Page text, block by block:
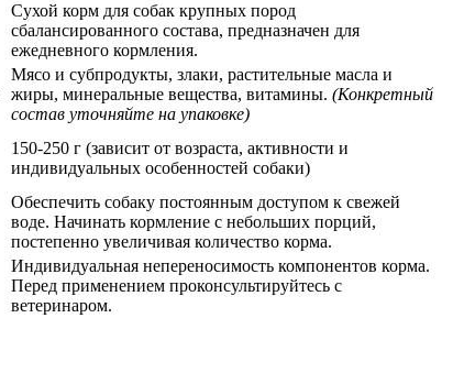
Сухой корм для собак крупных пород
сбалансированного состава, предназначен для
ежедневного кормления.
Мясо и субпродукты, злаки, растительные масла и
жиры, минеральные вещества, витамины. (Конкретный
состав уточняйте на упаковке)
150-250 г (зависит от возраста, активности и
индивидуальных особенностей собаки)
Обеспечить собаку постоянным доступом к свежей
воде. Начинать кормление с небольших порций,
постепенно увеличивая количество корма.
Индивидуальная непереносимость компонентов корма.
Перед применением проконсультируйтесь с
ветеринаром.